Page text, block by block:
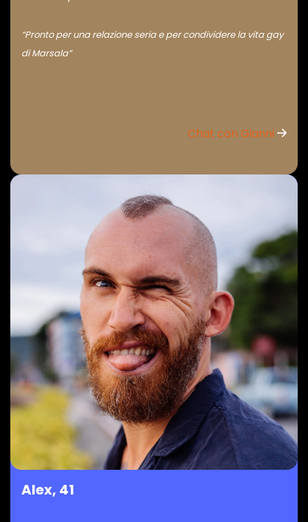
“Pronto per una relazione seria e per condividere la vita gay
di Marsala”
Chat con Gianni
Alex, 41